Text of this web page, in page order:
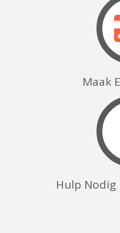
Maak
Hulp Nodig